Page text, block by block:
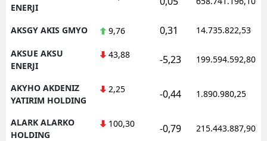
ENERJI
AKSGY AKIS GMYO 9,76 0,31 14.735.822,53
AKSUE AKSU
ENERJI
43,88 -5,23 199.594.592,80
AKYHO AKDENIZ
YATIRIM HOLDING
2,25 -0,44 1.890.980,25
ALARK ALARKO
HOLDING
100,30 -0,79 215.443.887,90